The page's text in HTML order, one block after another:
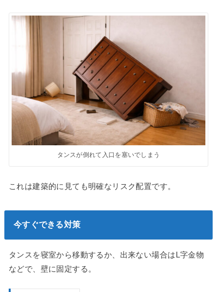
タンスが倒れて入口を塞いでしまう
これは建築的に見ても明確なリスク配置です。
今すぐできる対策
タンスを寝室から移動するか、出来ない場合はL字金物
などで、壁に固定する。